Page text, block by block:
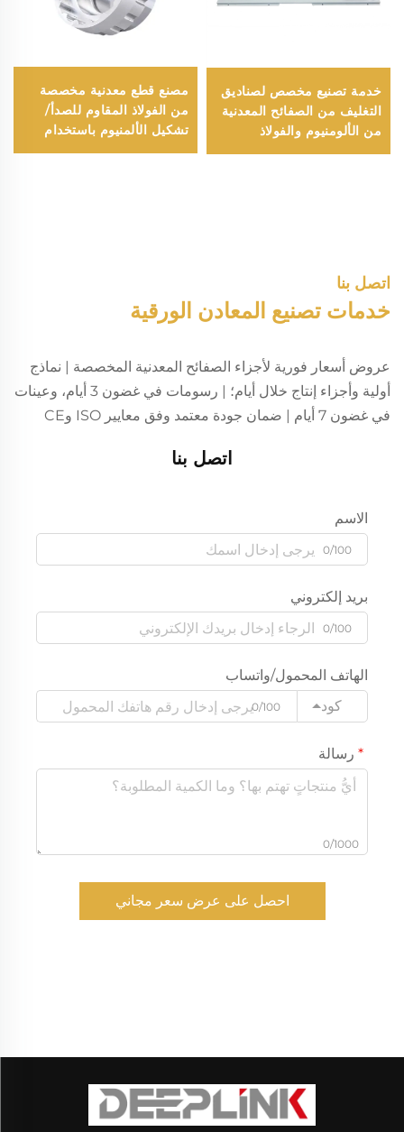
خدمة تصنيع مخصص لصناديق
التغليف من الصفائح المعدنية
من الألومنيوم والفولاذ
المقاوم للصدأ مع قطع بالليزر
مصنع قطع معدنية مخصصة
من الفولاذ المقاوم للصدأ/
تشكيل الألمنيوم باستخدام
ماكينات الحاسب الآلي/
اتصل بنا
خدمات تصنيع المعادن الورقية
عروض أسعار فورية لأجزاء الصفائح المعدنية المخصصة | نماذج
أولية وأجزاء إنتاج خلال أيام؛ | رسومات في غضون 3 أيام، وعينات
في غضون 7 أيام | ضمان جودة معتمد وفق معايير ISO وCE
اتصل بنا
الاسم
0/100
بريد إلكتروني
0/100
الهاتف المحمول/واتساب
كود
0/100
رسالة
0/1000
احصل على عرض سعر مجاني